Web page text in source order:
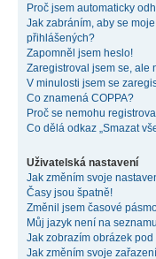
Proč jsem automaticky
Jak zabráním, aby se
přihlášených?
Zapomněl jsem heslo!
Zaregistroval jsem se, ale
V minulosti jsem se
Co znamená COPPA?
Proč se nemohu
Co dělá odkaz „Smazat
Uživatelská nastavení
Jak změním svoje
Časy jsou špatně!
Změnil jsem časové
Můj jazyk není na
Jak zobrazím obrázek
Jak změním svoje